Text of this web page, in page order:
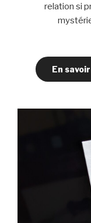
relation si
En